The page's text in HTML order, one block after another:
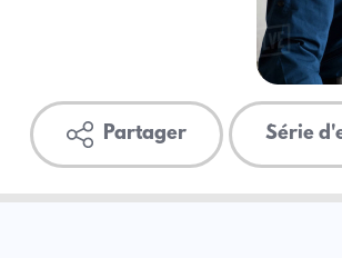
Partager Série